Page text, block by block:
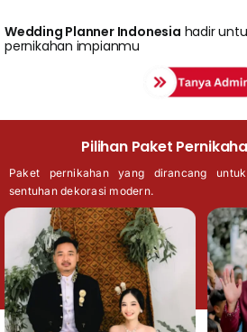
Wedding Planner Indonesia hadir
pernikahan impianmu
Pilihan Paket
Paket pernikahan yang dirancang
sentuhan dekorasi modern.